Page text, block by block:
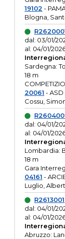
19102 -
Blogna,
dal: 03/01/
al: 04/01/
Sardegna:
18 m
20061 - ASD
Cossu,
dal: 04/01/
al: 04/01/
Lombardia:
18 m
Gara
04161 -
Luglio,
R2613001
dal: 04/01/
al: 04/01/
Abruzzo: